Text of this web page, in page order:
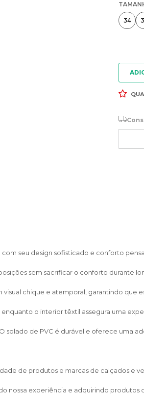
34
seu design sofisticado e conforto
sem sacrificar o conforto durante
chique e atemporal, garantindo que
o interior têxtil assegura uma
de PVC é durável e oferece uma
de produtos e marcas de calçados e
nossa experiência e adquirindo